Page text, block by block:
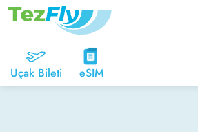
Uçak Bileti eSIM